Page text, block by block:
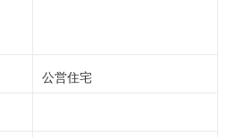
公営住宅